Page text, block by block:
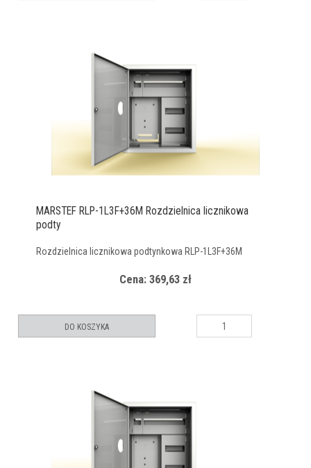
MARSTEF RLP-1L3F+36M Rozdzielnica licznikowa
podty
Rozdzielnica licznikowa podtynkowa RLP-1L3F+36M
Cena: 369,63 zł
DO KOSZYKA